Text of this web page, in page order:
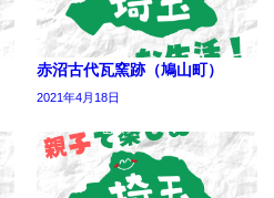
赤沼古代瓦窯跡（鳩山町）
2021年4月18日